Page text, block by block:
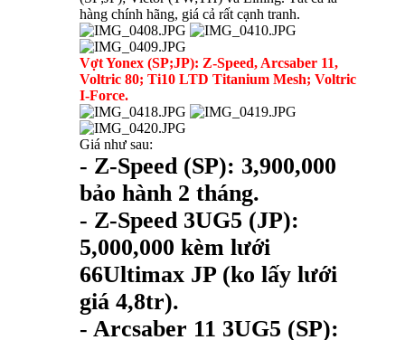
hàng chính hãng, giá cả rất cạnh tranh.
Vợt Yonex (SP;JP): Z-Speed, Arcsaber 11,
Voltric 80; Ti10 LTD Titanium Mesh; Voltric
I-Force.
Giá như sau:
- Z-Speed (SP): 3,900,000
bảo hành 2 tháng.
- Z-Speed 3UG5 (JP):
5,000,000 kèm lưới
66Ultimax JP (ko lấy lưới
giá 4,8tr).
- Arcsaber 11 3UG5 (SP):